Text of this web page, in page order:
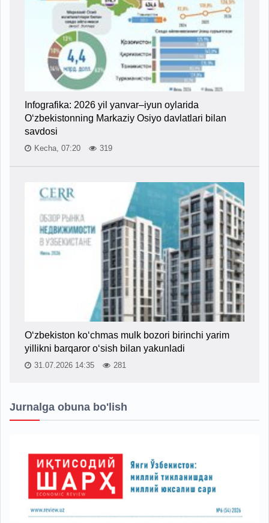
Infografika: 2026 yil yanvar–iyun oylarida
O‘zbekistonning Markaziy Osiyo davlatlari bilan
savdosi
Kecha, 07:20 319
O‘zbekiston ko‘chmas mulk bozori birinchi yarim
yillikni barqaror o‘sish bilan yakunladi
31.07.2026 14:35 281
Jurnalga obuna bo'lish